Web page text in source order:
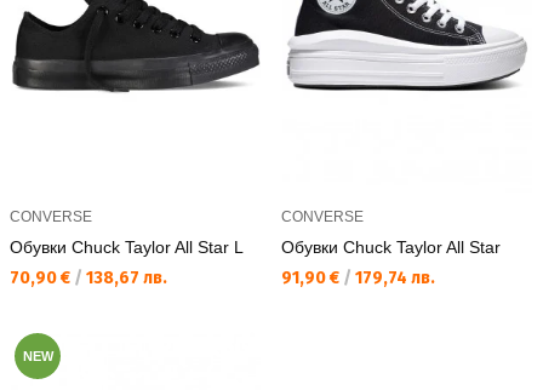
CONVERSE
Обувки Chuck Taylor All Star L
Текуща цена:
70,90 € / 138,67 лв.
CONVERSE
Обувки Chuck Taylor All Star
Текуща цена:
91,90 € / 179,74 лв.
NEW